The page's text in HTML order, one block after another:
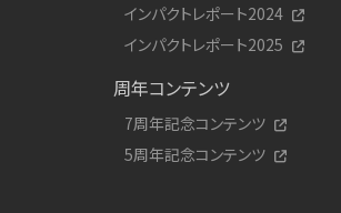
インパクトレポート2024
インパクトレポート2025
周年コンテンツ
7周年記念コンテンツ
5周年記念コンテンツ